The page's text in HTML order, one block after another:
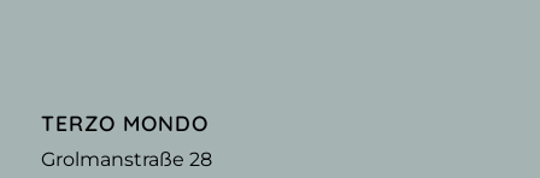
TERZO MONDO
Grolmanstraße 28